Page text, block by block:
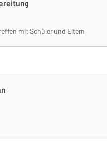
mit Schüler und Eltern